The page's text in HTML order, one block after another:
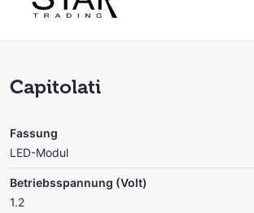
Capitolati
Fassung
LED-Modul
Betriebsspannung (Volt)
1.2